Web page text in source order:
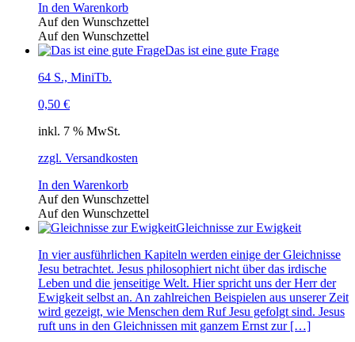
In den Warenkorb
Auf den Wunschzettel
Auf den Wunschzettel
Das ist eine gute Frage
64 S., MiniTb.
0,50 €
inkl. 7 % MwSt.
zzgl. Versandkosten
In den Warenkorb
Auf den Wunschzettel
Auf den Wunschzettel
Gleichnisse zur Ewigkeit
In vier ausführlichen Kapiteln werden einige der Gleichnisse
Jesu betrachtet. Jesus philosophiert nicht über das irdische
Leben und die jenseitige Welt. Hier spricht uns der Herr der
Ewigkeit selbst an. An zahlreichen Beispielen aus unserer Zeit
wird gezeigt, wie Menschen dem Ruf Jesu gefolgt sind. Jesus
ruft uns in den Gleichnissen mit ganzem Ernst zur […]